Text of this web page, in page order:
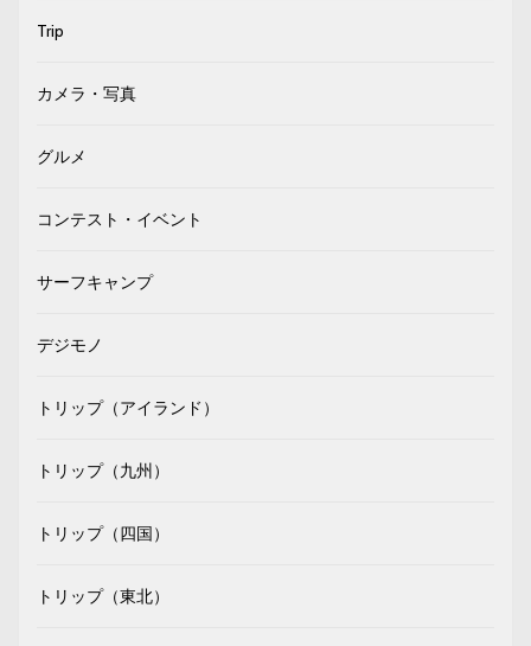
Trip
カメラ・写真
グルメ
コンテスト・イベント
サーフキャンプ
デジモノ
トリップ（アイランド）
トリップ（九州）
トリップ（四国）
トリップ（東北）